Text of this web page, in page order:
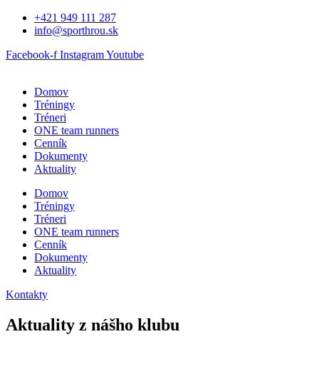
Preskočiť+421 949 111 287
info@sporthrou.sk
Facebook-f InstagramYoutube
Domov
Tréningy
Tréneri
ONE team runners
Cenník
Dokumenty
Aktuality
Domov
Tréningy
Tréneri
ONE team runners
Cenník
Dokumenty
Aktuality
Kontakty
Aktuality z nášho klubu